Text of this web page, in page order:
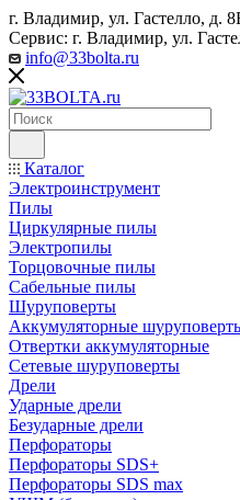
г. Владимир, ул. Гастелло, д.
Сервис: г. Владимир, ул.
info@33bolta.ru
Каталог
Электроинструмент
Пилы
Циркулярные пилы
Электропилы
Торцовочные пилы
Сабельные пилы
Шуруповерты
Аккумуляторные
Отвертки аккумуляторные
Сетевые шуруповерты
Дрели
Ударные дрели
Безударные дрели
Перфораторы
Перфораторы SDS+
Перфораторы SDS max